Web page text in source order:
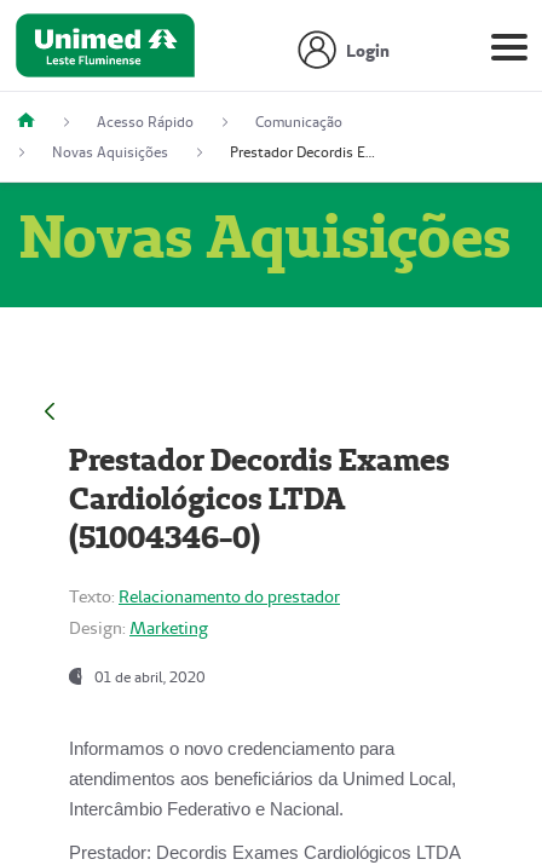
Login
Acesso Rápido
Comunicação
Novas Aquisições
Prestador Decordis Exames Cardiológicos LTDA (51004346-0)
Novas Aquisições
Prestador Decordis Exames
Cardiológicos LTDA
(51004346-0)
Texto: Relacionamento do prestador
Design: Marketing
01 de abril, 2020
Informamos o novo credenciamento para
atendimentos aos beneficiários da Unimed Local,
Intercâmbio Federativo e Nacional.
Prestador: Decordis Exames Cardiológicos LTDA